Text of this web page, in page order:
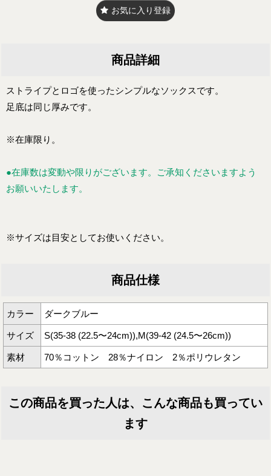
お気に入り登録
商品詳細
ストライプとロゴを使ったシンプルなソックスです。
足底は同じ厚みです。
※在庫限り。
●在庫数は変動や限りがございます。ご承知くださいますよう
お願いいたします。
※サイズは目安としてお使いください。
商品仕様
カラー ダークブルー
サイズ S(35-38 (22.5〜24cm)),M(39-42 (24.5〜26cm))
素材 70％コットン 28％ナイロン 2％ポリウレタン
この商品を買った人は、こんな商品も買ってい
ます